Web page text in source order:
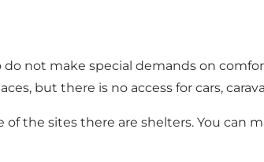
not make special demands on
but there is no access for cars,
the sites there are shelters. You can